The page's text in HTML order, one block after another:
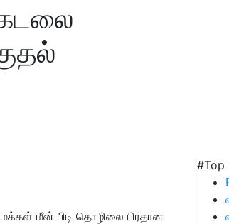
மக்கள் மீன் பிடி தொழிலை பிரதான
#Top